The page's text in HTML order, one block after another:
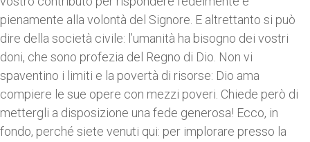
pienamente alla volontà del Signore. E altrettanto si può
dire della società civile: l’umanità ha bisogno dei vostri
doni, che sono profezia del Regno di Dio. Non vi
spaventino i limiti e la povertà di risorse: Dio ama
compiere le sue opere con mezzi poveri. Chiede però di
mettergli a disposizione una fede generosa! Ecco, in
fondo, perché siete venuti qui: per implorare presso la